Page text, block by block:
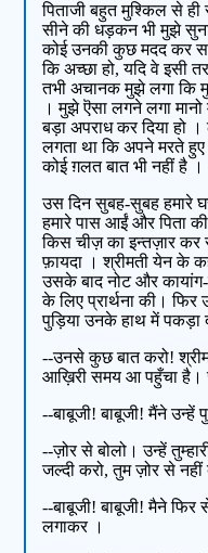
पिताजी बहुत मुश्किल से
सीने की धड़कन भी मुझे
कोई उनकी कुछ मदद कर
कि अच्छा हो, यदि वे इसी
तभी अचानक मुझे लगा कि
। मुझे ऎसा लगने लगा
बड़ा अपराध कर दिया हो
लगता था कि अपने मरते हुए
कोई ग़लत बात भी नहीं है
उस दिन सुबह-सुबह हमारे
हमारे पास आईं और पिता
किस चीज़ का इन्तज़ार
फ़ायदा । श्रीमती येन के
उसके बाद नोट और
के लिए प्रार्थना की।
पुड़िया उनके हाथ में पकड़ा
--उनसे कुछ बात करो!
आख़िरी समय आ पहुँचा है।
--बाबूजी! बाबूजी! मैंने उन्हें
--ज़ोर से बोलो। उन्हें
जल्दी करो, तुम ज़ोर से
--बाबूजी! बाबूजी! मैने फिर
लगाकर ।